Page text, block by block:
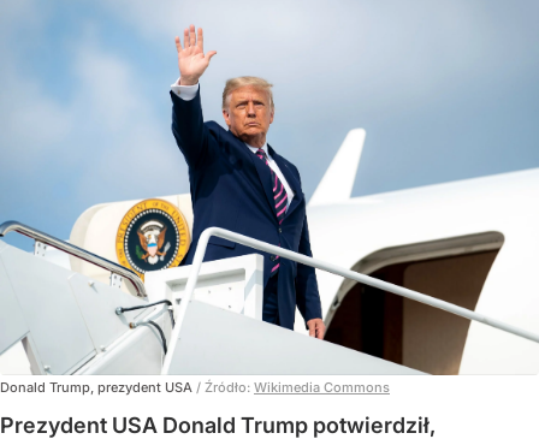
Donald Trump, prezydent USA / Źródło: Wikimedia Commons
Prezydent USA Donald Trump potwierdził,